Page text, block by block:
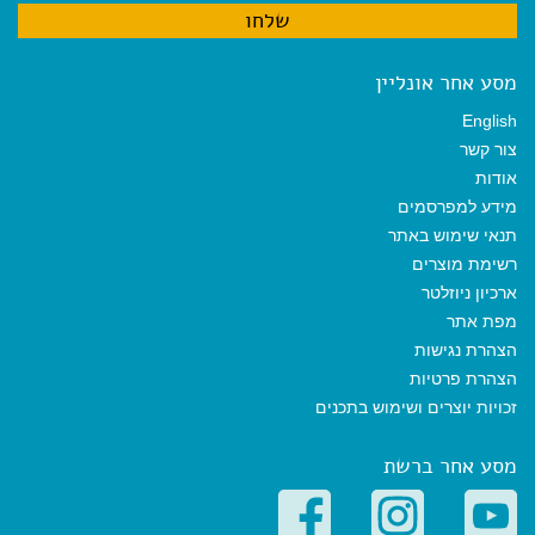
מסע אחר אונליין
English
צור קשר
אודות
מידע למפרסמים
תנאי שימוש באתר
רשימת מוצרים
ארכיון ניוזלטר
מפת אתר
הצהרת נגישות
הצהרת פרטיות
זכויות יוצרים ושימוש בתכנים
מסע אחר ברשת